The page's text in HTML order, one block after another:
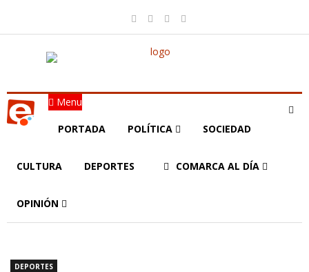
Menu
PORTADA POLÍTICA SOCIEDAD
CULTURA DEPORTES COMARCA AL DÍA
OPINIÓN
DEPORTES